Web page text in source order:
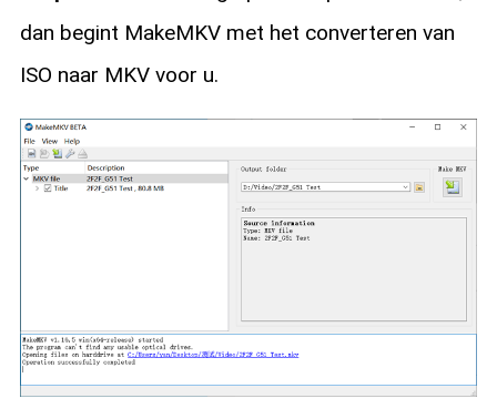
dan begint MakeMKV met het converteren van
ISO naar MKV voor u.